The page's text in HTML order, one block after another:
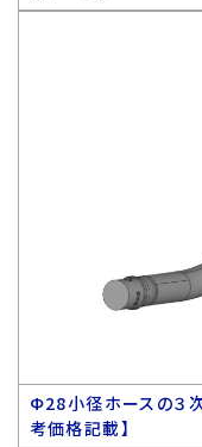
Ф28小径ホースの３
考価格記載】